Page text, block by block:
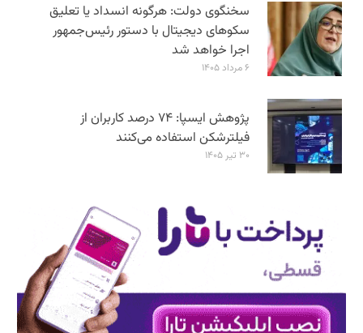
سخنگوی دولت: هرگونه انسداد یا تعلیق
سکوهای دیجیتال با دستور رئیس‌جمهور
اجرا خواهد شد
۶ مرداد ۱۴۰۵
پژوهش ایسپا: ۷۴ درصد کاربران از
فیلترشکن استفاده می‌کنند
۳۰ تیر ۱۴۰۵